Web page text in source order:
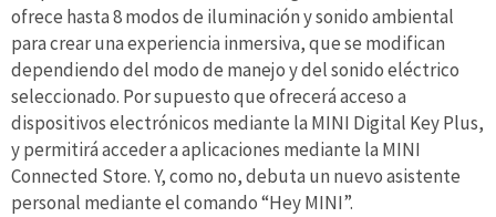
ofrece hasta 8 modos de iluminación y sonido ambiental
para crear una experiencia inmersiva, que se modifican
dependiendo del modo de manejo y del sonido eléctrico
seleccionado. Por supuesto que ofrecerá acceso a
dispositivos electrónicos mediante la MINI Digital Key Plus,
y permitirá acceder a aplicaciones mediante la MINI
Connected Store. Y, como no, debuta un nuevo asistente
personal mediante el comando “Hey MINI”.